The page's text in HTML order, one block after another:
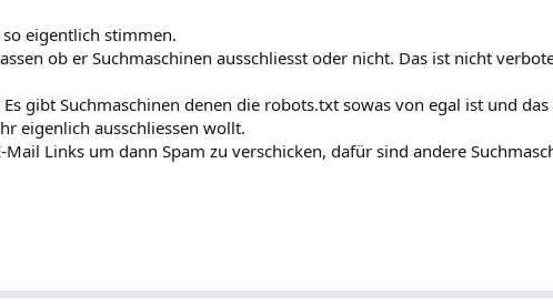
eigentlich stimmen.
ob er Suchmaschinen ausschliesst oder nicht. Das ist nicht
gibt Suchmaschinen denen die robots.txt sowas von egal ist und
eigenlich ausschliessen wollt.
Links um dann Spam zu verschicken, dafür sind andere